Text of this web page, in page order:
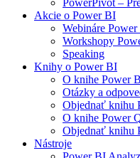
PowerPivot –
Akcie o Power BI
Webináre
Workshopy
Speaking
Knihy o Power BI
O knihe Power
Otázky a
Objednať knihu
O knihe Power
Objednať knihu
Nástroje